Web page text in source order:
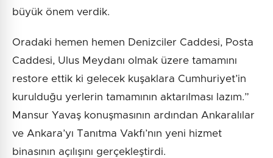
büyük önem verdik.
Oradaki hemen hemen Denizciler Caddesi, Posta
Caddesi, Ulus Meydanı olmak üzere tamamını
restore ettik ki gelecek kuşaklara Cumhuriyet’in
kurulduğu yerlerin tamamının aktarılması lazım.”
Mansur Yavaş konuşmasının ardından Ankaralılar
ve Ankara’yı Tanıtma Vakfı’nın yeni hizmet
binasının açılışını gerçekleştirdi.